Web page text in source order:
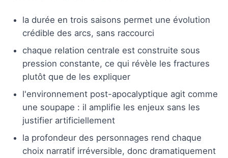
la durée en trois saisons permet une évolution
crédible des arcs, sans raccourci
chaque relation centrale est construite sous
pression constante, ce qui révèle les fractures
plutôt que de les expliquer
l'environnement post-apocalyptique agit comme
une soupape : il amplifie les enjeux sans les
justifier artificiellement
la profondeur des personnages rend chaque
choix narratif irréversible, donc dramatiquement